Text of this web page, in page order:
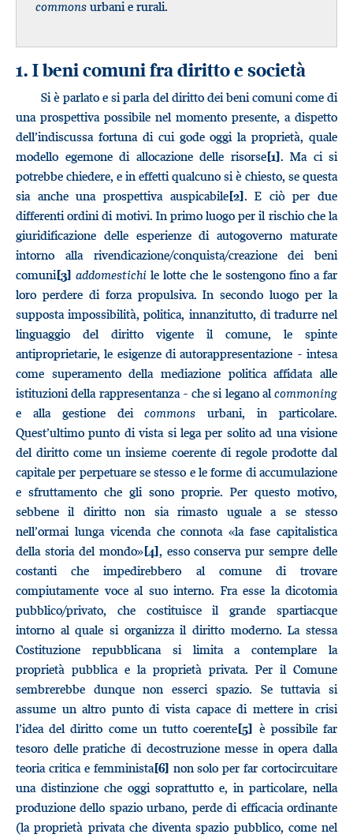
commons urbani e rurali.
1. I beni comuni fra diritto e società
Si è parlato e si parla del diritto dei beni comuni come di
una prospettiva possibile nel momento presente, a dispetto
dell’indiscussa fortuna di cui gode oggi la proprietà, quale
modello egemone di allocazione delle risorse[1]. Ma ci si
potrebbe chiedere, e in effetti qualcuno si è chiesto, se questa
sia anche una prospettiva auspicabile[2]. E ciò per due
differenti ordini di motivi. In primo luogo per il rischio che la
giuridificazione delle esperienze di autogoverno maturate
intorno alla rivendicazione/conquista/creazione dei beni
comuni[3] addomestichi le lotte che le sostengono fino a far
loro perdere di forza propulsiva. In secondo luogo per la
supposta impossibilità, politica, innanzitutto, di tradurre nel
linguaggio del diritto vigente il comune, le spinte
antiproprietarie, le esigenze di autorappresentazione - intesa
come superamento della mediazione politica affidata alle
istituzioni della rappresentanza - che si legano alcommoning
e alla gestione deicommons urbani, in particolare.
Quest’ultimo punto di vista si lega per solito ad una visione
del diritto come un insieme coerente di regole prodotte dal
capitale per perpetuare se stesso e le forme di accumulazione
e sfruttamento che gli sono proprie. Per questo motivo,
sebbene il diritto non sia rimasto uguale a se stesso
nell’ormai lunga vicenda che connota «la fase capitalistica
della storia del mondo»[4], esso conserva pur sempre delle
costanti che impedirebbero al comune di trovare
compiutamente voce al suo interno. Fra esse la dicotomia
pubblico/privato, che costituisce il grande spartiacque
intorno al quale si organizza il diritto moderno. La stessa
Costituzione repubblicana si limita a contemplare la
proprietà pubblica e la proprietà privata. Per il Comune
sembrerebbe dunque non esserci spazio. Se tuttavia si
assume un altro punto di vista capace di mettere in crisi
l’idea del diritto come un tutto coerente[5] è possibile far
tesoro delle pratiche di decostruzione messe in opera dalla
teoria critica e femminista[6] non solo per far cortocircuitare
una distinzione che oggi soprattutto e, in particolare, nella
produzione dello spazio urbano, perde di efficacia ordinante
(la proprietà privata che diventa spazio pubblico, come nel